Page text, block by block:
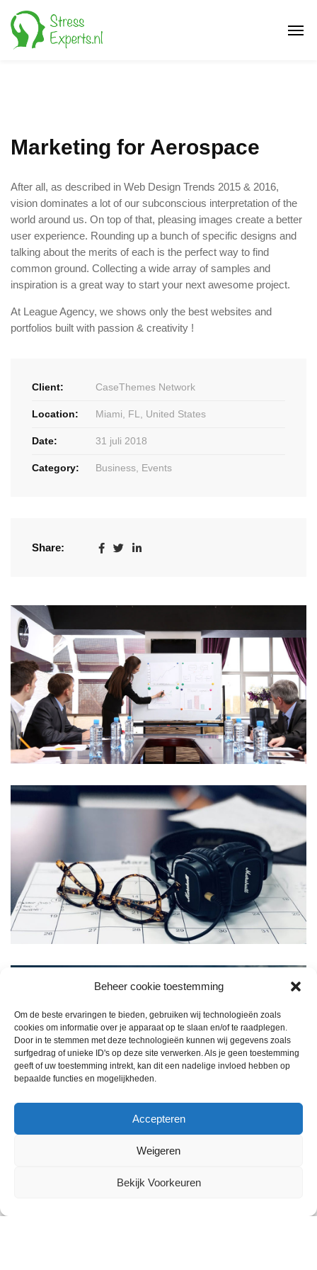
Beheer cookie toestemming
Om de beste ervaringen te bieden, gebruiken wij technologieën zoals
cookies om informatie over je apparaat op te slaan en/of te raadplegen.
Door in te stemmen met deze technologieën kunnen wij gegevens zoals
surfgedrag of unieke ID's op deze site verwerken. Als je geen toestemming
geeft of uw toestemming intrekt, kan dit een nadelige invloed hebben op
bepaalde functies en mogelijkheden.
Accepteren
Weigeren
Bekijk Voorkeuren
Marketing for Aerospace
After all, as described in Web Design Trends 2015 & 2016,
vision dominates a lot of our subconscious interpretation of the
world around us. On top of that, pleasing images create a better
user experience. Rounding up a bunch of specific designs and
talking about the merits of each is the perfect way to find
common ground. Collecting a wide array of samples and
inspiration is a great way to start your next awesome project.
At League Agency, we shows only the best websites and
portfolios built with passion & creativity !
Client: CaseThemes Network
Location: Miami, FL, United States
Date: 31 juli 2018
Category: Business Events
Share: